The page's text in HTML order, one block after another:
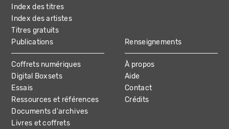
Index des titres
Index des artistes
Titres gratuits
Publications
Coffrets numériques
Digital Boxsets
Essais
Ressources et références
Documents d'archives
Livres et coffrets
Renseignements
À propos
Aide
Contact
Crédits